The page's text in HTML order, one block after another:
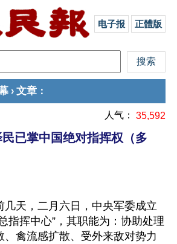
电子报 正體版
› 文章 ：
人气： 35,592
已掌中国绝对指挥权（多
几天，二月六日，中央军委成立
指挥中心”，其职能为：协助处理
、禽流感扩散、受外来敌对势力